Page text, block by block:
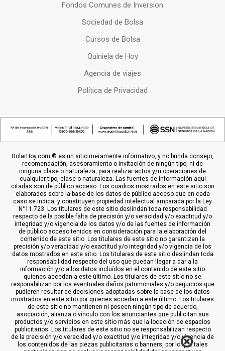
Fondos Comunes de Inversion
Sociedad de Bolsa
Cursos de Bolsa
Quiniela de Hoy
Agencia de viajes
Política de Privacidad
DolarHoy.com ® es un sitio meramente informativo, y no brinda consejo,
recomendación, asesoramiento o invitación de ningún tipo, ni de
ninguna clase o naturaleza, para realizar actos y/u operaciones de
cualquier tipo, clase o naturaleza. Las fuentes de información aquí
citadas son de público acceso. Los cuadros mostrados en este sitio son
elaborados sobre la base de los datos de público acceso que en cada
caso se indica, y constituyen propiedad intelectual amparada por la Ley
N°11.723. Los titulares de este sitio deslindan toda responsabilidad
respecto de la posible falta de precisión y/o veracidad y/o exactitud y/o
integridad y/o vigencia de los datos y/o de las fuentes de información
de público acceso tenidos en consideración para la elaboración del
contenido de este sitio. Los titulares de este sitio no garantizan la
precisión y/o veracidad y/o exactitud y/o integridad y/o vigencia de los
datos mostrados en este sitio. Los titulares de este sitio deslindan toda
responsabilidad respecto del uso que puedan llegar a dar a la
información y/o a los datos incluídos en el contenido de este sitio
quienes accedan a este último. Los titulares de este sitio no se
responabilizan por los eventuales daños patrimoniales y/o perjuicios que
pudieren resultar de decisiones adoptadas sobre la base de los datos
mostrados en este sitio por quienes accedan a este último. Los titulares
de este sitio no mantienen ni poseen ningún tipo de acuerdo,
asociación, alianza o vínculo con los anunciantes que publicitan sus
productos y/o servicios en este sitio más que la locación de espacios
publicitarios. Los titulares de este sitio no se responsabilizan respecto
de la precisión y/o veracidad y/o exactitud y/o integridad y/o vigencia de
los contenidos de las piezas publicitarias o banners, por lo que tales